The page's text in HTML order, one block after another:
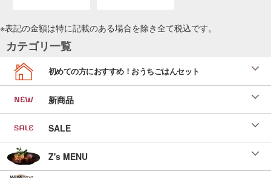
※表記の金額は特に記載のある場合を除き全て税込です。
カテゴリ一覧
初めての方におすすめ！おうちごはんセット
新商品
SALE
Z's MENU